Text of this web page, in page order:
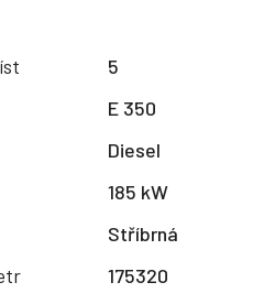
5
E 350
Diesel
185 kW
Stříbrná
175320